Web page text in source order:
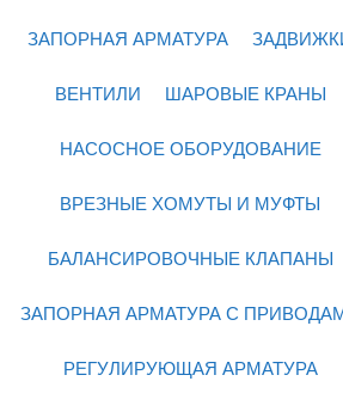
ЗАПОРНАЯ АРМАТУРА
ВЕНТИЛИ ШАРОВЫЕ КРАНЫ
НАСОСНОЕ ОБОРУДОВАНИЕ
ВРЕЗНЫЕ ХОМУТЫ И МУФТЫ
БАЛАНСИРОВОЧНЫЕ КЛАПАНЫ
ЗАПОРНАЯ АРМАТУРА С
РЕГУЛИРУЮЩАЯ АРМАТУРА